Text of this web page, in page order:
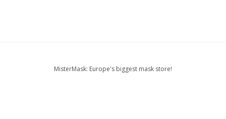
MisterMask: Europe's biggest mask store!